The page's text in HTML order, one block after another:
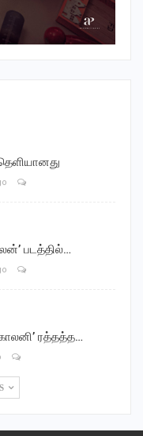
படத்தில்…
ரத்தத்த…